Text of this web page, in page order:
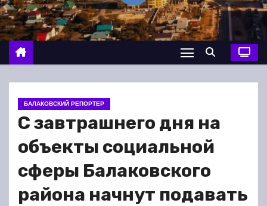
о
м
у
БАЛАКОВСКИЙ РЕПОРТЕР
С завтрашнего дня на
объекты социальной
сферы Балаковского
района начнут подавать